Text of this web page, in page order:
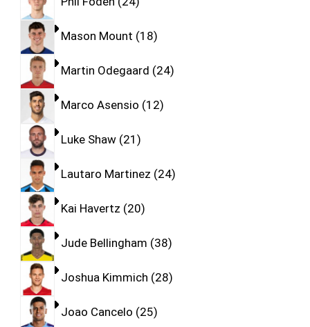
Mason Mount 18
Martin Odegaard 24
Marco Asensio 12
Luke Shaw 21
Lautaro Martinez 24
Kai Havertz 20
Jude Bellingham 38
Joshua Kimmich 28
Joao Cancelo 25